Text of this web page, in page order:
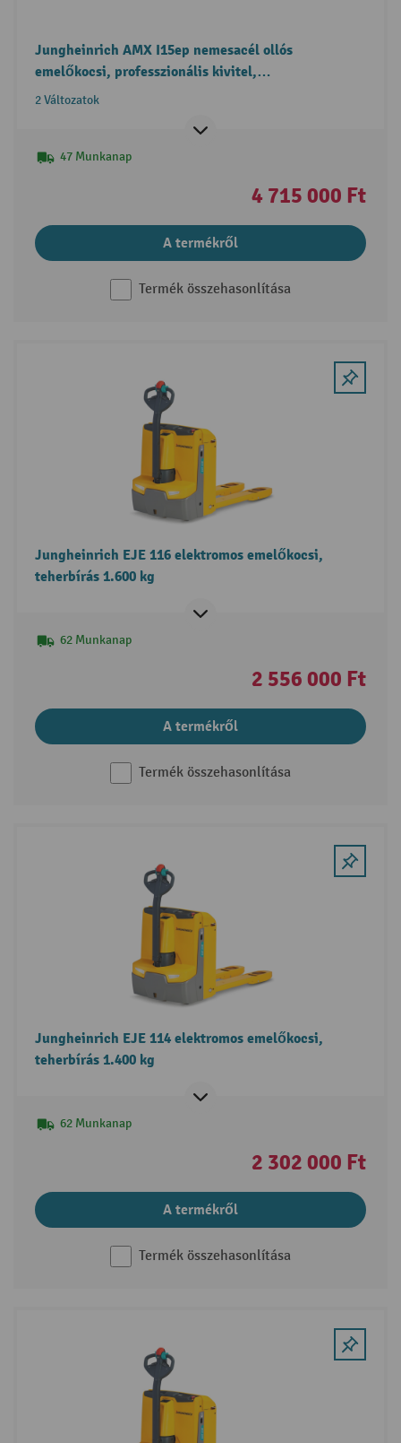
Jungheinrich AMX I15ep nemesacél ollós
emelőkocsi, professzionális kivitel,
elektrohidraulikus
2 Változatok
47 Munkanap
4 715 000 Ft
A termékről
Termék összehasonlítása
Jungheinrich EJE 116 elektromos emelőkocsi,
teherbírás 1.600 kg
62 Munkanap
2 556 000 Ft
A termékről
Termék összehasonlítása
Jungheinrich EJE 114 elektromos emelőkocsi,
teherbírás 1.400 kg
62 Munkanap
2 302 000 Ft
A termékről
Termék összehasonlítása